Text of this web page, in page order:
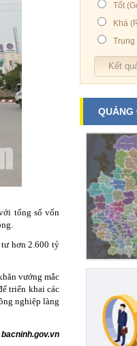
tổng số vốn
hơn 2.600 tỷ
vướng mắc
triển khai các
nghiệp làng
bacninh.gov.vn
Tốt
Khá
Trung
QUẢNG